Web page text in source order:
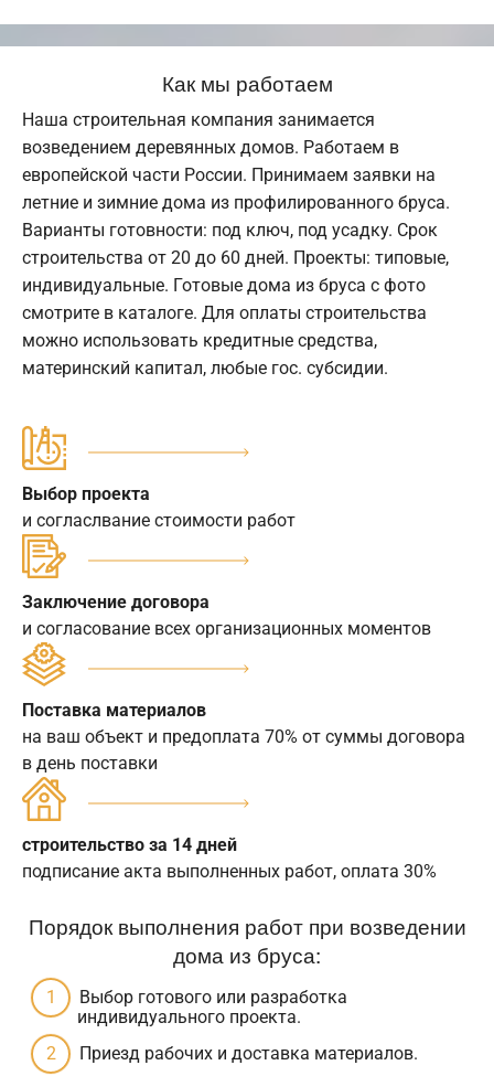
Как мы работаем
Наша строительная компания занимается
возведением деревянных домов. Работаем в
европейской части России. Принимаем заявки на
летние и зимние дома из профилированного бруса.
Варианты готовности: под ключ, под усадку. Срок
строительства от 20 до 60 дней. Проекты: типовые,
индивидуальные. Готовые дома из бруса с фото
смотрите в каталоге. Для оплаты строительства
можно использовать кредитные средства,
материнский капитал, любые гос. субсидии.
Выбор проекта
и согласлвание стоимости работ
Заключение договора
и согласование всех организационных моментов
Поставка материалов
на ваш объект и предоплата 70% от суммы договора
в день поставки
строительство за 14 дней
подписание акта выполненных работ, оплата 30%
Порядок выполнения работ при возведении
дома из бруса:
Выбор готового или разработка
индивидуального проекта.
Приезд рабочих и доставка материалов.